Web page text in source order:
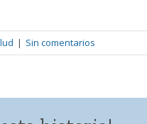
| Sin comentarios